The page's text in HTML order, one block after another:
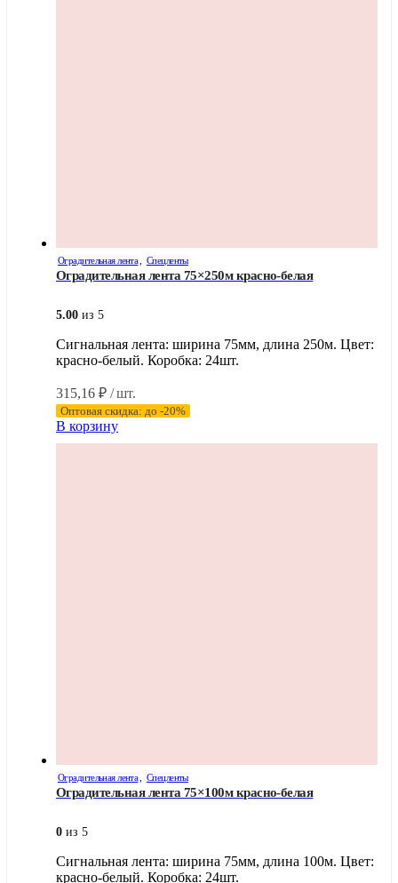
Оградительная лента, Спецленты
Оградительная лента 75×250м красно-белая
5.00 из 5
Сигнальная лента: ширина 75мм, длина 250м. Цвет:
красно-белый. Коробка: 24шт.
315,16 ₽ / шт.
Оптовая скидка: до -20%
В корзину
Оградительная лента, Спецленты
Оградительная лента 75×100м красно-белая
0 из 5
Сигнальная лента: ширина 75мм, длина 100м. Цвет:
красно-белый. Коробка: 24шт.